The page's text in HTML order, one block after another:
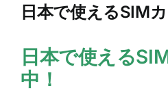
日本で使えるSIM
日本で使える
中！